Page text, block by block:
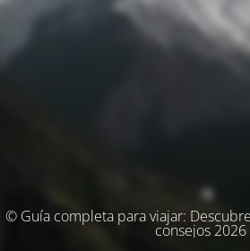
© Guía completa para viajar:
consejos 2026